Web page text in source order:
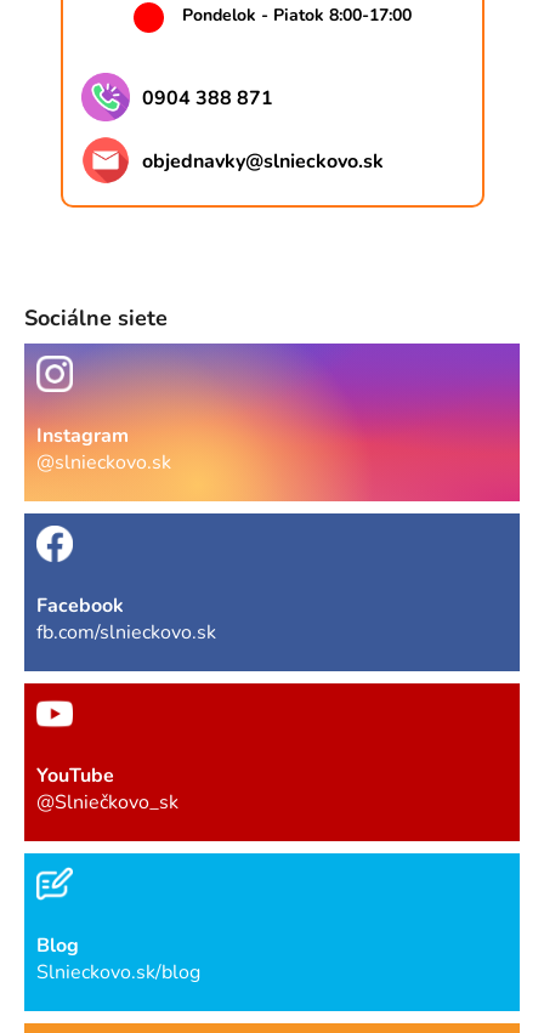
u
Pondelok - Piatok 8:00-17:00
0904 388 871
objednavky@slnieckovo.sk
Sociálne siete
Instagram
@slnieckovo.sk
Facebook
fb.com/slnieckovo.sk
YouTube
@Slniečkovo_sk
Blog
Slnieckovo.sk/blog